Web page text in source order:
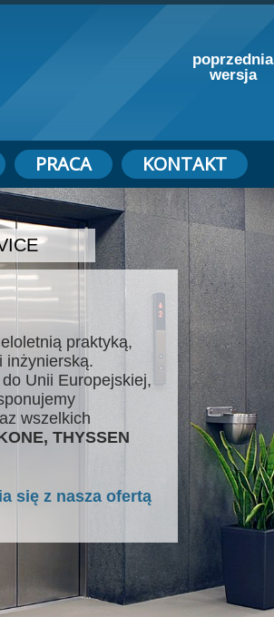
poprzednia
wersja
PRACA KONTAKT
praktyką,
inżynierską.
Unii Europejskiej,
wszelkich
THYSSEN
się z nasza ofertą